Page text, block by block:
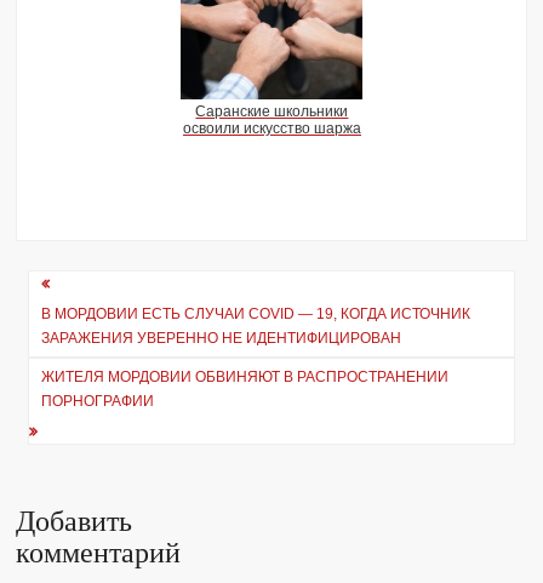
Саранские школьники
освоили искусство шаржа
Навигация
по
записям
В МОРДОВИИ ЕСТЬ СЛУЧАИ COVID — 19, КОГДА ИСТОЧНИК
ЗАРАЖЕНИЯ УВЕРЕННО НЕ ИДЕНТИФИЦИРОВАН
ЖИТЕЛЯ МОРДОВИИ ОБВИНЯЮТ В РАСПРОСТРАНЕНИИ
ПОРНОГРАФИИ
Добавить
комментарий